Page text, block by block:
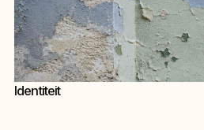
Identiteit